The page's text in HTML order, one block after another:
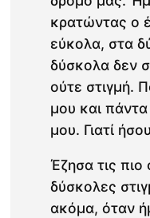
κρατώντας ο
εύκολα, στα
δύσκολα δεν
ούτε στιγμή.
μου και
μου. Γιατί
Έζησα τις πιο
δύσκολες
ακόμα, όταν